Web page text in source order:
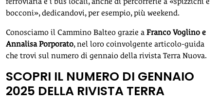
bocconi», dedicandovi, per esempio, più weekend.
Conosciamo il Cammino Balteo grazie a Franco Voglino e
Annalisa Porporato, nel loro coinvolgente articolo-guida
che trovi sul numero di gennaio della rivista Terra Nuova.
SCOPRI IL NUMERO DI GENNAIO
2025 DELLA RIVISTA TERRA